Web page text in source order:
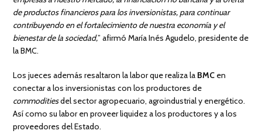
de productos financieros para los inversionistas, para continuar
contribuyendo en el fortalecimiento de nuestra economía y el
bienestar de la sociedad,” afirmó María Inés Agudelo, presidente de
la BMC.
Los jueces además resaltaron la labor que realiza la BMC en
conectar a los inversionistas con los productores de
commoditiesdel sector agropecuario, agroindustrial y energético.
Así como su labor en proveer liquidez a los productores y a los
proveedores del Estado.